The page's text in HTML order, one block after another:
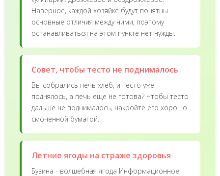
Наверное, каждой хозяйке будут понятны
основные отличия между ними, поэтому
останавливаться на этом пункте нет нужды.
Совет, чтобы тесто не поднималось
Вы собрались печь хлеб, и тесто уже
поднялось, а печь еще не готова? Чтобы тесто
дальше не поднималось, накройте его хорошо
смоченной бумагой.
Летние ягоды на страже здоровья
Бузина - волшебная ягода Информационное